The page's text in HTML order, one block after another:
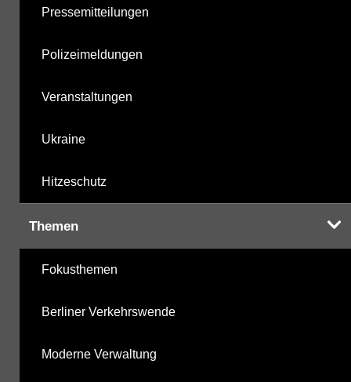
Pressemitteilungen
Polizeimeldungen
Veranstaltungen
Ukraine
Hitzeschutz
Themen
Fokusthemen
Berliner Verkehrswende
Moderne Verwaltung